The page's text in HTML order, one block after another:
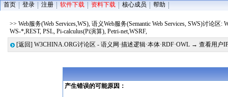
首页 登录 注册 软件下载 资料下载 核心成员 帮助
>> Web服务(Web Services,WS), 语义Web服务(Semantic Web Services, SWS)讨论
WS-*,REST, PSL, Pi-calculus(Pi演算), Petri-net,WSRF,
[返回] W3CHINA.ORG讨论区 - 语义网·描述逻辑·本体·RDF·OWL → 查看用户
产生错误的可能原因：